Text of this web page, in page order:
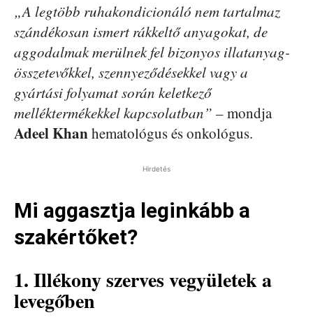
„A legtöbb ruhakondicionáló nem tartalmaz
szándékosan ismert rákkeltő anyagokat, de
aggodalmak merülnek fel bizonyos illatanyag-
összetevőkkel, szennyeződésekkel vagy a
gyártási folyamat során keletkező
melléktermékekkel kapcsolatban” – mondja
Adeel Khanhematológus és onkológus.
Hirdetés
Mi aggasztja leginkább a
szakértőket?
1. Illékony szerves vegyületek a
levegőben